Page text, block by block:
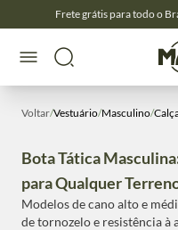
Frete grátis para todo o
Voltar/Vestuário/Masculino/
Bota Tática
para Qualquer
Modelos de cano alto e
de tornozelo e resistência à